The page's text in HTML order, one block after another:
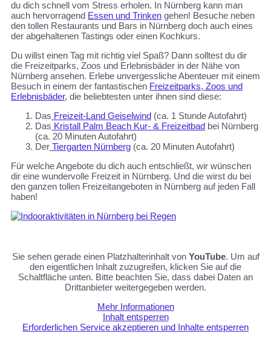
du dich schnell vom Stress erholen. In Nürnberg kann man
auch hervorragend Essen und Trinken gehen! Besuche neben
den tollen Restaurants und Bars in Nürnberg doch auch eines
der abgehaltenen Tastings oder einen Kochkurs.
Du willst einen Tag mit richtig viel Spaß? Dann solltest du dir
die Freizeitparks, Zoos und Erlebnisbäder in der Nähe von
Nürnberg ansehen. Erlebe unvergessliche Abenteuer mit einem
Besuch in einem der fantastischen Freizeitparks, Zoos und
Erlebnisbäder, die beliebtesten unter ihnen sind diese:
Das Freizeit-Land Geiselwind (ca. 1 Stunde Autofahrt)
Das Kristall Palm Beach Kur- & Freizeitbad bei Nürnberg
(ca. 20 Minuten Autofahrt)
Der Tiergarten Nürnberg (ca. 20 Minuten Autofahrt)
Für welche Angebote du dich auch entschließt, wir wünschen
dir eine wundervolle Freizeit in Nürnberg. Und die wirst du bei
den ganzen tollen Freizeitangeboten in Nürnberg auf jeden Fall
haben!
Sie sehen gerade einen Platzhalterinhalt von YouTube. Um auf
den eigentlichen Inhalt zuzugreifen, klicken Sie auf die
Schaltfläche unten. Bitte beachten Sie, dass dabei Daten an
Drittanbieter weitergegeben werden.
Mehr Informationen
Inhalt entsperren
Erforderlichen Service akzeptieren und Inhalte entsperren